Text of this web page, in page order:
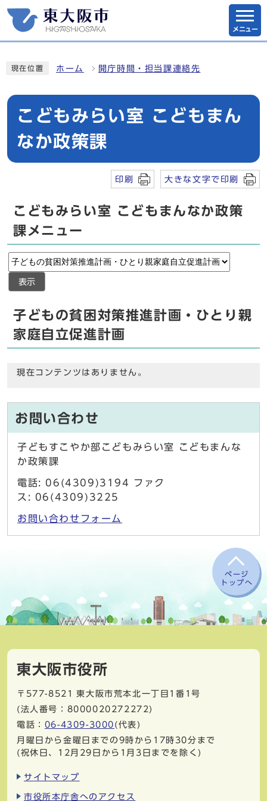
メニュー
現在位置 ホーム 開庁時間・担当課連絡先
こどもみらい室 こどもまん
なか政策課
印刷 大きな文字で印刷
こどもみらい室 こどもまんなか政策
課メニュー
表示
子どもの貧困対策推進計画・ひとり親
家庭自立促進計画
現在コンテンツはありません。
お問い合わせ
子どもすこやか部こどもみらい室 こどもまんな
か政策課
電話: 06(4309)3194 ファク
ス: 06(4309)3225
お問い合わせフォーム
ページ
トップへ
東大阪市役所
〒577-8521
東大阪市荒本北一丁目1番1号
(法人番号：8000020272272)
電話： 06-4309-3000 (代表)
月曜日から金曜日までの9時から17時30分まで
(祝休日、12月29日から1月3日までを除く)
サイトマップ
市役所本庁舎へのアクセス